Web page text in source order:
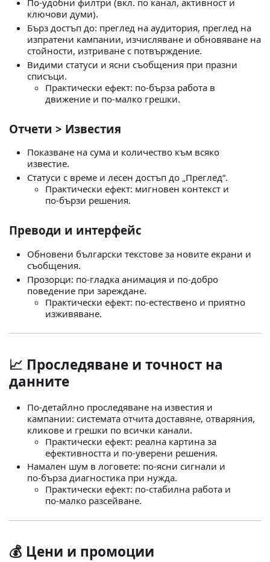
По‑удобни филтри (вкл. по канал, активност и
ключови думи).
Бърз достъп до: преглед на аудитория, преглед на
изпратени кампании, изчисляване и обновяване на
стойности, изтриване с потвърждение.
Видими статуси и ясни съобщения при празни
списъци.
Практически ефект: по‑бърза работа в
движение и по‑малко грешки.
Отчети > Известия
Показване на сума и количество към всяко
известие.
Статуси с време и лесен достъп до „Преглед“.
Практически ефект: мигновен контекст и
по‑бързи решения.
Преводи и интерфейс
Обновени български текстове за новите екрани и
съобщения.
Прозорци: по‑гладка анимация и по‑добро
поведение при зареждане.
Практически ефект: по‑естествено и приятно
изживяване.
📈 Проследяване и точност на
данните
По‑детайлно проследяване на известия и
кампании: системата отчита доставяне, отваряния,
кликове и грешки по всички канали.
Практически ефект: реална картина за
ефективността и по‑уверени решения.
Намален шум в логовете: по‑ясни сигнали и
по‑бърза диагностика при нужда.
Практически ефект: по‑стабилна работа и
по‑малко разсейване.
💰 Цени и промоции